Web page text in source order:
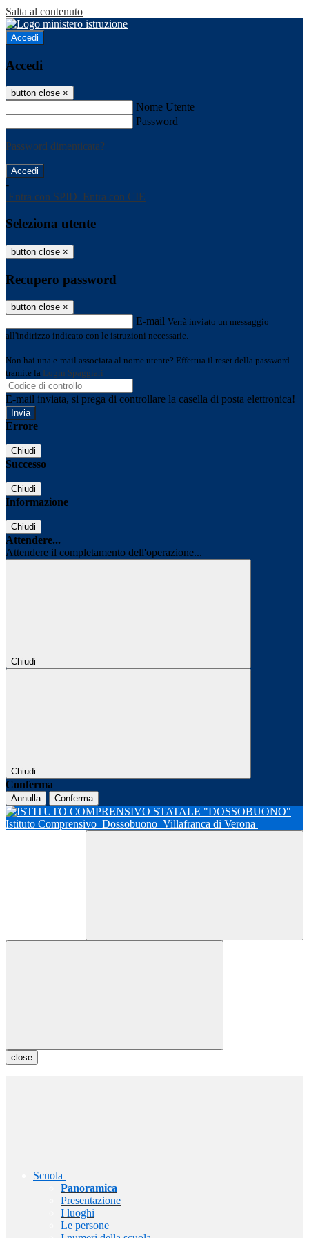
Salta al contenuto
Accedi
Accedi
button close ×
Nome Utente
Password
Password dimenticata?
-
Entra con SPID Entra con CIE
Seleziona utente
button close ×
Recupero password
button close ×
E-mail Verrà inviato un messaggio
all'indirizzo indicato con le istruzioni necessarie.
Non hai una e-mail associata al nome utente? Effettua il reset della password
tramite la Login Spaggiari
E-mail inviata, si prega di controllare la casella di posta elettronica!
Errore
Chiudi
Successo
Chiudi
Informazione
Chiudi
Attendere...
Attendere il completamento dell'operazione...
Chiudi
Chiudi
Conferma
Annulla Conferma
Istituto Comprensivo Dossobuono Villafranca di Verona
close
Scuola
Panoramica
Presentazione
I luoghi
Le persone